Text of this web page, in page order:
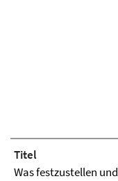
Titel
Was festzustellen